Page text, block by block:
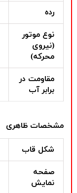
رده
نوع موتور
(نیروی
محرکه)
مقاومت در
برابر آب
مشخصات ظاهری
شکل قاب
صفحه
نمایش